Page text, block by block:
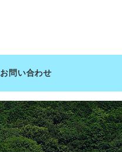
お問い合わせ